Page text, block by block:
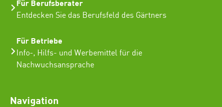
Für Berufsberater
Entdecken Sie das Berufsfeld des Gärtners
Für Betriebe
Info-, Hilfs- und Werbemittel für die
Nachwuchsansprache
Navigation